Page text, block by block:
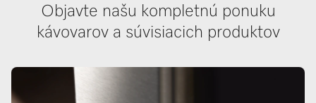
Objavte našu kompletnú ponuku
kávovarov a súvisiacich produktov